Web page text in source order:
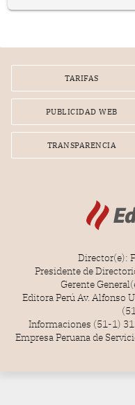
TARIFAS
PUBLICIDAD WEB
TRANSPARENCIA
Director(e):
Presidente de
Gerente
Editora Perú Av. Alfonso
Informaciones (51-1)
Empresa Peruana de